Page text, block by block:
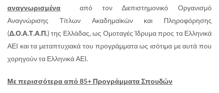
αναγνωρισμένα από τον Διεπιστημονικό Οργανισμό
Αναγνώρισης Τίτλων Ακαδημαϊκών και Πληροφόρησης
(Δ.Ο.Α.Τ.Α.Π.) της Ελλάδας, ως Ομοταγές Ίδρυμα προς τα Ελληνικά
ΑΕΙ και τα μεταπτυχιακά του προγράμματα ως ισότιμα με αυτά που
χορηγούν τα Ελληνικά ΑΕΙ.
Με περισσότερα από 85+ Προγράμματα Σπουδών